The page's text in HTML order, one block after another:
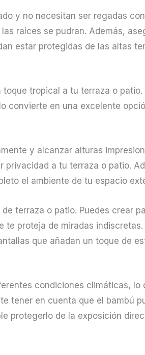
y no necesitan ser regadas
raíces se pudran. Además,
estar protegidas de las altas
tropical a tu terraza o
convierte en una excelente
y alcanzar alturas
a tu terraza o patio.
el ambiente de tu espacio
terraza o patio. Puedes crear
proteja de miradas
que añadan un toque de
condiciones climáticas, lo
tener en cuenta que el bambú
protegerlo de la exposición